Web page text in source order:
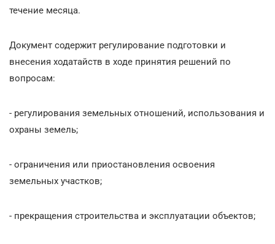
течение месяца.
Документ содержит регулирование подготовки и
внесения ходатайств в ходе принятия решений по
вопросам:
- регулирования земельных отношений, использования и
охраны земель;
- ограничения или приостановления освоения
земельных участков;
- прекращения строительства и эксплуатации объектов;